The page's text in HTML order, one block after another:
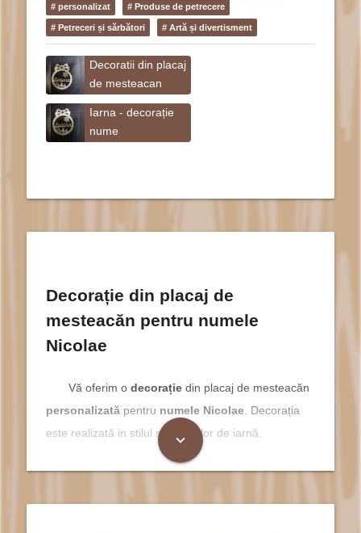
# personalizat # Produse de petrecere
# Petreceri și sărbători # Artă și divertisment
Decoratii din placaj
de mesteacan
Iarna - decorație
nume
expand_more
Decorație din placaj de
mesteacăn pentru numele
Nicolae
Vă oferim o decorațiedin placaj de mesteacăn
personalizatăpentru numele Nicolae. Decorația
este realizată in stilul sărbătorilor de iarnă.
în Sărbătorile de Iarnă